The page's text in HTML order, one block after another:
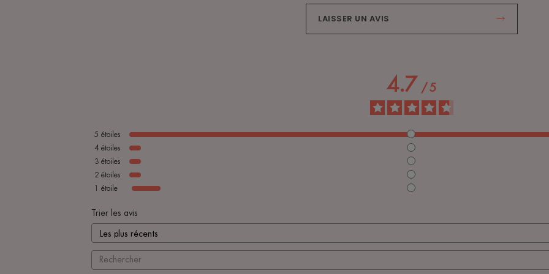
LAISSER UN AVIS
4.7 /5
5 étoiles
4 étoiles
3 étoiles
2 étoiles
1 étoile
Trier les avis